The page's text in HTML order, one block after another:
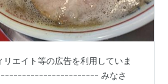
エイト等の広告を利用していま
ｰｰｰｰｰｰｰｰｰｰｰｰｰｰｰｰｰｰｰｰｰｰ みなさ